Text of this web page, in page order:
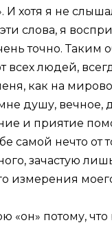
И хотя я не
слова, я
точно. Таким
всех людей,
как на
душу, вечное,
и приятие
самой нечто от
зачастую
измерения
«он» потому,